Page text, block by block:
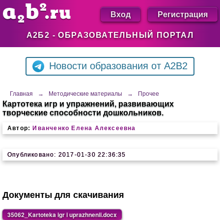
А2Б2 - ОБРАЗОВАТЕЛЬНЫЙ ПОРТАЛ
Вход Регистрация
Новости образования от A2B2
Главная → Методические материалы → Прочее
Картотека игр и упражнений, развивающих
творческие способности дошкольников.
Автор: Иванченко Елена Алексеевна
Опубликовано: 2017-01-30 22:36:35
Документы для скачивания
35062_Kartoteka igr i uprazhnenii.docx